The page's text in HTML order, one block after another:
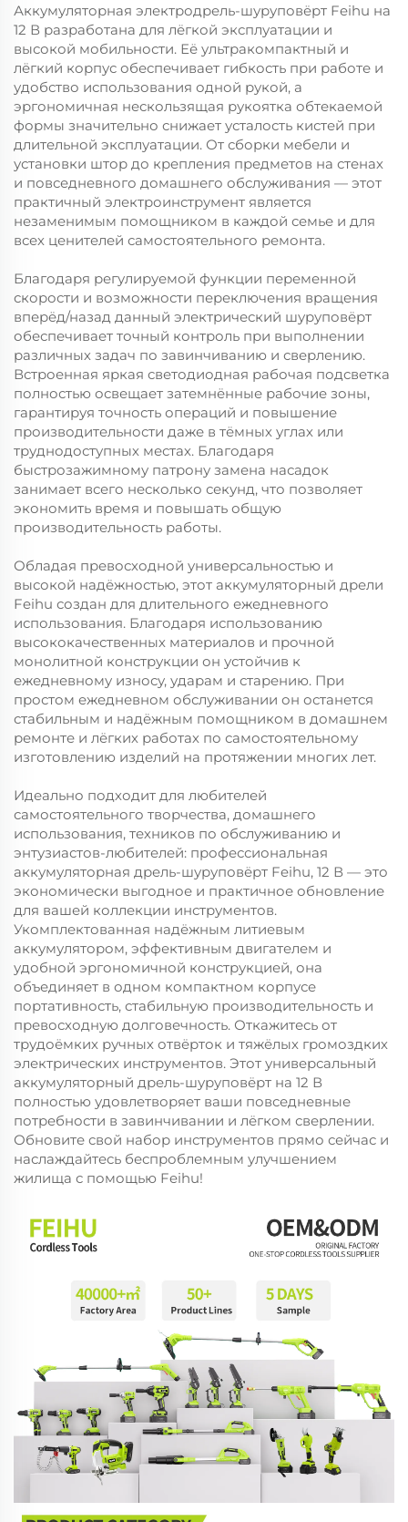
Аккумуляторная электродрель-шуруповёрт Feihu на
12 В разработана для лёгкой эксплуатации и
высокой мобильности. Её ультракомпактный и
лёгкий корпус обеспечивает гибкость при работе и
удобство использования одной рукой, а
эргономичная нескользящая рукоятка обтекаемой
формы значительно снижает усталость кистей при
длительной эксплуатации. От сборки мебели и
установки штор до крепления предметов на стенах
и повседневного домашнего обслуживания — этот
практичный электроинструмент является
незаменимым помощником в каждой семье и для
всех ценителей самостоятельного ремонта.
Благодаря регулируемой функции переменной
скорости и возможности переключения вращения
вперёд/назад данный электрический шуруповёрт
обеспечивает точный контроль при выполнении
различных задач по завинчиванию и сверлению.
Встроенная яркая светодиодная рабочая подсветка
полностью освещает затемнённые рабочие зоны,
гарантируя точность операций и повышение
производительности даже в тёмных углах или
труднодоступных местах. Благодаря
быстрозажимному патрону замена насадок
занимает всего несколько секунд, что позволяет
экономить время и повышать общую
производительность работы.
Обладая превосходной универсальностью и
высокой надёжностью, этот аккумуляторный дрели
Feihu создан для длительного ежедневного
использования. Благодаря использованию
высококачественных материалов и прочной
монолитной конструкции он устойчив к
ежедневному износу, ударам и старению. При
простом ежедневном обслуживании он останется
стабильным и надёжным помощником в домашнем
ремонте и лёгких работах по самостоятельному
изготовлению изделий на протяжении многих лет.
Идеально подходит для любителей
самостоятельного творчества, домашнего
использования, техников по обслуживанию и
энтузиастов-любителей: профессиональная
аккумуляторная дрель-шуруповёрт Feihu, 12 В — это
экономически выгодное и практичное обновление
для вашей коллекции инструментов.
Укомплектованная надёжным литиевым
аккумулятором, эффективным двигателем и
удобной эргономичной конструкцией, она
объединяет в одном компактном корпусе
портативность, стабильную производительность и
превосходную долговечность. Откажитесь от
трудоёмких ручных отвёрток и тяжёлых громоздких
электрических инструментов. Этот универсальный
аккумуляторный дрель-шуруповёрт на 12 В
полностью удовлетворяет ваши повседневные
потребности в завинчивании и лёгком сверлении.
Обновите свой набор инструментов прямо сейчас и
наслаждайтесь беспроблемным улучшением
жилища с помощью Feihu!